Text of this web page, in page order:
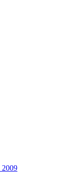
2009